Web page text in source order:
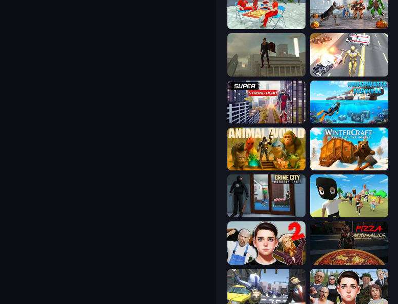
Alcatraz Prison Escape Plan Flying Bat Robot Car Transform Game
The Superman - Theme is Aliens
Super Strong Hero Underwater Survival: Deep Dive
Animal World WinterCraft: Survival in the Forest
Crime City Robbery Thief Games
Schoolboy Escape 2 Pizza Anomalies